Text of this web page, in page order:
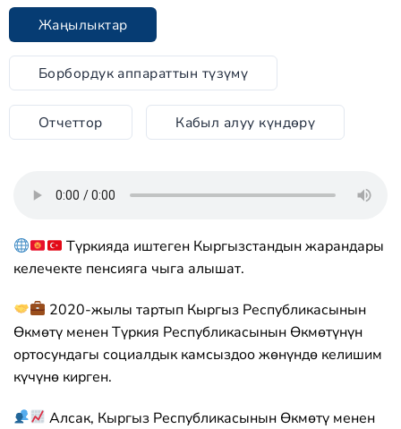
Жаңылыктар
Борбордук аппараттын түзүмү
Отчеттор Кабыл алуу күндөрү
Түркияда иштеген Кыргызстандын жарандары
келечекте пенсияга чыга алышат.
2020-жылы тартып Кыргыз Республикасынын
Өкмөтү менен Түркия Республикасынын Өкмөтүнүн
ортосундагы социалдык камсыздоо жөнүндө келишим
күчүнө кирген.
Алсак, Кыргыз Республикасынын Өкмөтү менен